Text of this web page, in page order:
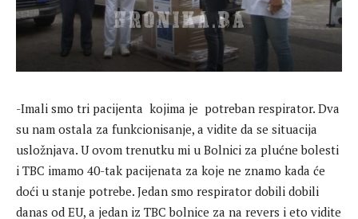
-Imali smo tri pacijenta kojima je potreban respirator. Dva
su nam ostala za funkcionisanje, a vidite da se situacija
usložnjava. U ovom trenutku mi u Bolnici za plućne bolesti
i TBC imamo 40-tak pacijenata za koje ne znamo kada će
doći u stanje potrebe. Jedan smo respirator dobili dobili
danas od EU, a jedan iz TBC bolnice za na revers i eto vidite